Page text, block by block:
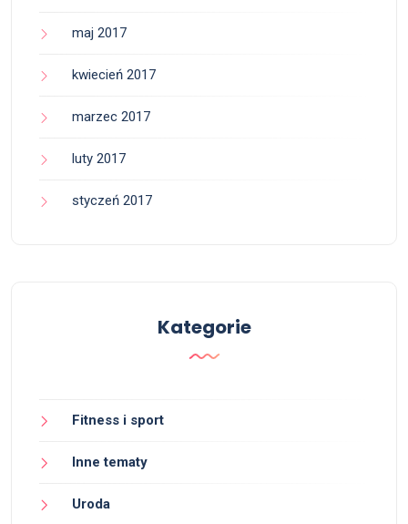
maj 2017
kwiecień 2017
marzec 2017
luty 2017
styczeń 2017
Kategorie
Fitness i sport
Inne tematy
Uroda